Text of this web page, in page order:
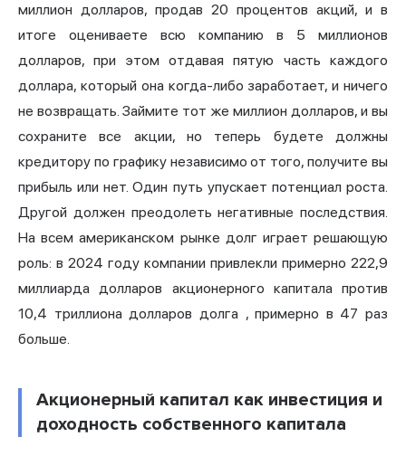
миллион долларов, продав 20 процентов акций, и в
итоге оцениваете всю компанию в 5 миллионов
долларов, при этом отдавая пятую часть каждого
доллара, который она когда-либо заработает, и ничего
не возвращать. Займите тот же миллион долларов, и вы
сохраните все акции, но теперь будете должны
кредитору по графику независимо от того, получите вы
прибыль или нет. Один путь упускает потенциал роста.
Другой должен преодолеть негативные последствия.
На всем американском рынке долг играет решающую
роль: в 2024 году компании привлекли примерно 222,9
миллиарда долларов акционерного капитала против
10,4 триллиона долларов долга , примерно в 47 раз
больше.
Акционерный капитал как инвестиция и
доходность собственного капитала